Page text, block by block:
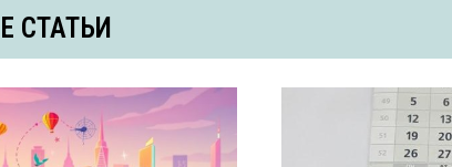
СТАТЬИ